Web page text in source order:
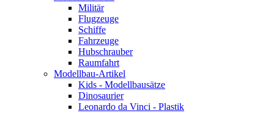
Militär
Flugzeuge
Schiffe
Fahrzeuge
Hubschrauber
Raumfahrt
Modellbau-Artikel
Kids - Modellbausätze
Dinosaurier
Leonardo da Vinci - Plastik